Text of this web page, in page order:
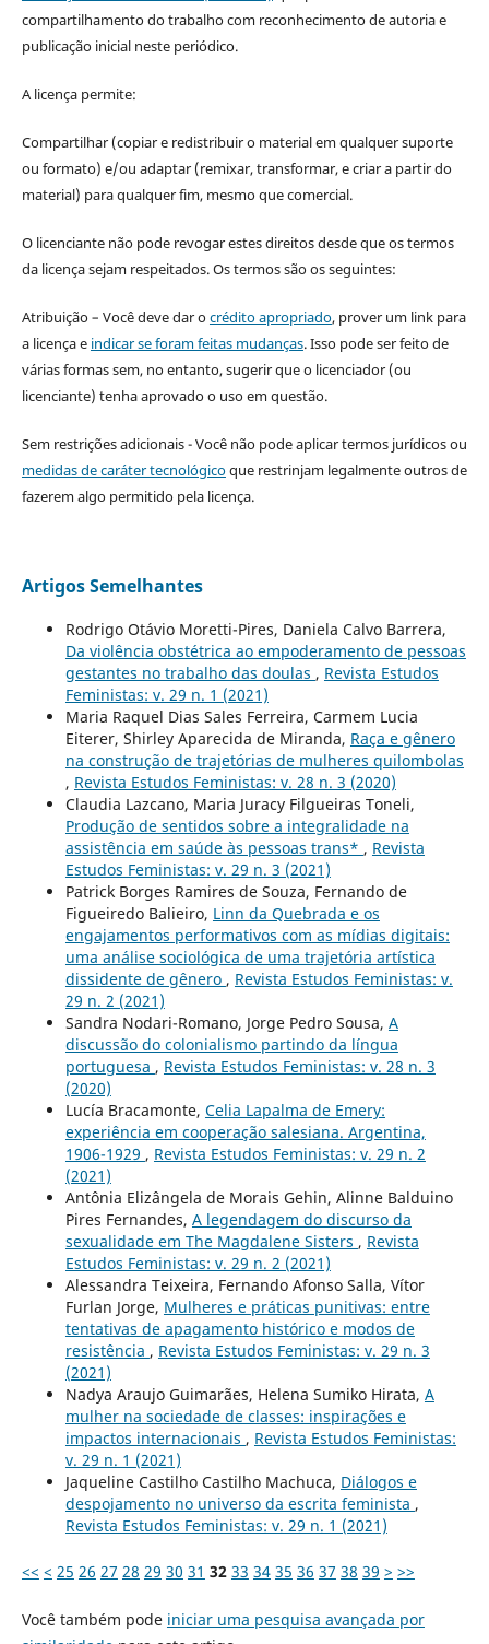
compartilhamento do trabalho com reconhecimento de autoria e
publicação inicial neste periódico.
A licença permite:
Compartilhar (copiar e redistribuir o material em qualquer suporte
ou formato) e/ou adaptar (remixar, transformar, e criar a partir do
material) para qualquer fim, mesmo que comercial.
O licenciante não pode revogar estes direitos desde que os termos
da licença sejam respeitados. Os termos são os seguintes:
Atribuição – Você deve dar ocrédito apropriado, prover um link para
a licença e indicar se foram feitas mudanças. Isso pode ser feito de
várias formas sem, no entanto, sugerir que o licenciador (ou
licenciante) tenha aprovado o uso em questão.
Sem restrições adicionais - Você não pode aplicar termos jurídicos ou
medidas de caráter tecnológicoque restrinjam legalmente outros de
fazerem algo permitido pela licença.
Artigos Semelhantes
Rodrigo Otávio Moretti-Pires, Daniela Calvo Barrera,
Da violência obstétrica ao empoderamento de pessoas
gestantes no trabalho das doulas , Revista Estudos
Feministas: v. 29 n. 1 (2021)
Maria Raquel Dias Sales Ferreira, Carmem Lucia
Eiterer, Shirley Aparecida de Miranda, Raça e gênero
na construção de trajetórias de mulheres quilombolas
, Revista Estudos Feministas: v. 28 n. 3 (2020)
Claudia Lazcano, Maria Juracy Filgueiras Toneli,
Produção de sentidos sobre a integralidade na
assistência em saúde às pessoas trans* , Revista
Estudos Feministas: v. 29 n. 3 (2021)
Patrick Borges Ramires de Souza, Fernando de
Figueiredo Balieiro, Linn da Quebrada e os
engajamentos performativos com as mídias digitais:
uma análise sociológica de uma trajetória artística
dissidente de gênero , Revista Estudos Feministas: v.
29 n. 2 (2021)
Sandra Nodari-Romano, Jorge Pedro Sousa, A
discussão do colonialismo partindo da língua
portuguesa , Revista Estudos Feministas: v. 28 n. 3
(2020)
Lucía Bracamonte, Celia Lapalma de Emery:
experiência em cooperação salesiana. Argentina,
1906-1929 , Revista Estudos Feministas: v. 29 n. 2
(2021)
Antônia Elizângela de Morais Gehin, Alinne Balduino
Pires Fernandes, A legendagem do discurso da
sexualidade em The Magdalene Sisters , Revista
Estudos Feministas: v. 29 n. 2 (2021)
Alessandra Teixeira, Fernando Afonso Salla, Vítor
Furlan Jorge, Mulheres e práticas punitivas: entre
tentativas de apagamento histórico e modos de
resistência , Revista Estudos Feministas: v. 29 n. 3
(2021)
Nadya Araujo Guimarães, Helena Sumiko Hirata, A
mulher na sociedade de classes: inspirações e
impactos internacionais , Revista Estudos Feministas:
v. 29 n. 1 (2021)
Jaqueline Castilho Castilho Machuca, Diálogos e
despojamento no universo da escrita feminista ,
Revista Estudos Feministas: v. 29 n. 1 (2021)
<< < 25 26 27 28 29 30 31 32 33 34 35 36 37 38 39 > >>
Você também pode iniciar uma pesquisa avançada por